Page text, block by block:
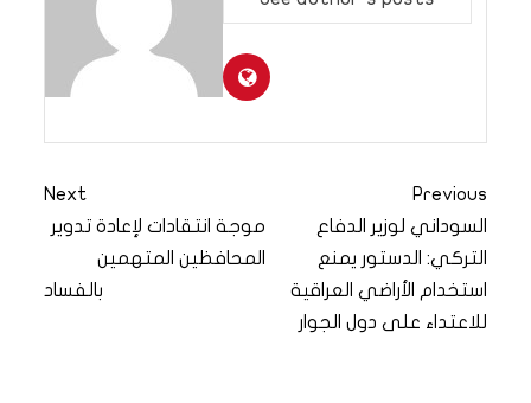
Previous
السوداني لوزير الدفاع
التركي: الدستور يمنع
استخدام الأراضي العراقية
للاعتداء على دول الجوار
Next
موجة انتقادات لإعادة تدوير
المحافظين المتهمين
بالفساد